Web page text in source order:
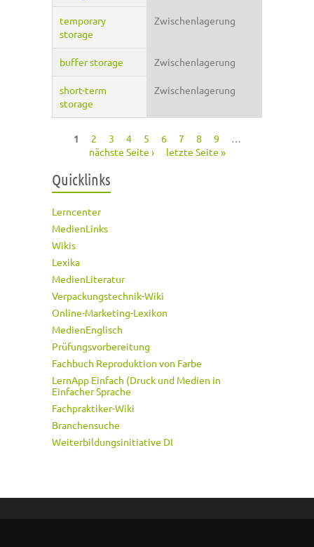
temporary
storage
Zwischenlagerung
buffer storage Zwischenlagerung
short-term
storage
Zwischenlagerung
1 2 3 4 5 6 7 8 9
…
nächste Seite ›
letzte Seite »
Quicklinks
Lerncenter
MedienLinks
Wikis
Lexika
MedienLiteratur
Verpackungstechnik-Wiki
Online-Marketing-Lexikon
MedienEnglisch
Prüfungsvorbereitung
Fachbuch Reproduktion von Farbe
LernApp Einfach (Druck und Medien in
Einfacher Sprache
Fachpraktiker-Wiki
Branchensuche
Weiterbildungsinitiative DI